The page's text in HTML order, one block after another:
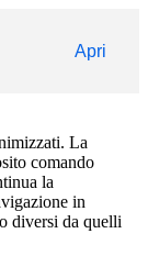
Apri
La
comando
la
in
diversi da quelli